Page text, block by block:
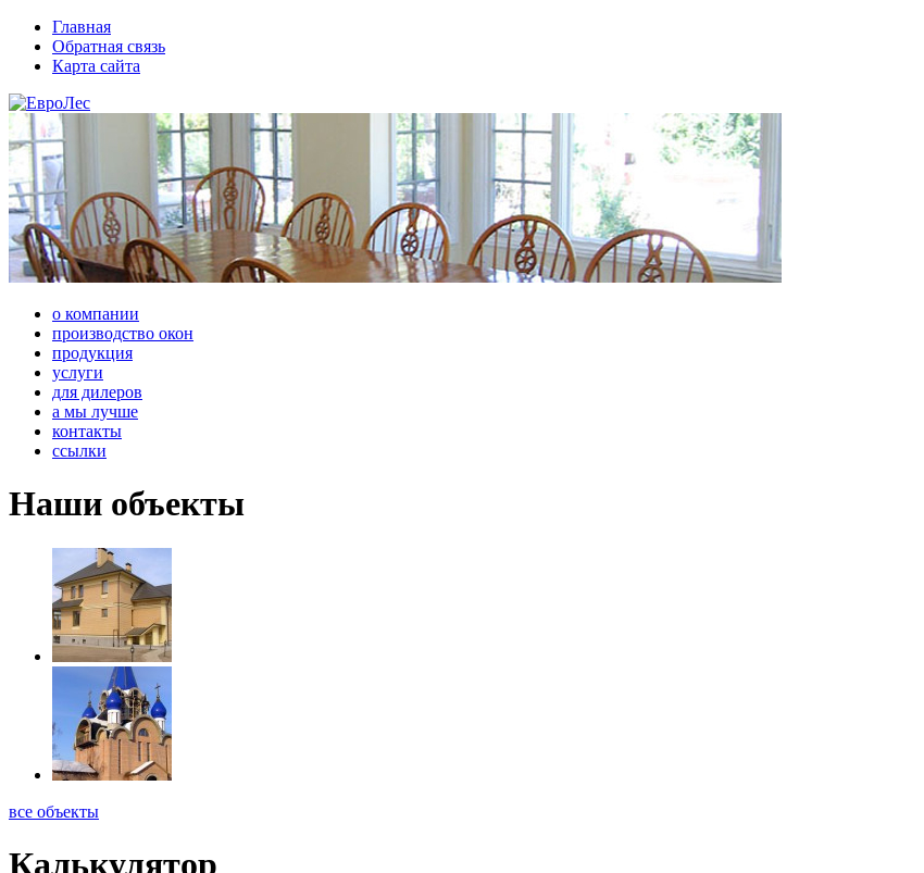
Главная
Обратная связь
Карта сайта
о компании
производство окон
продукция
услуги
для дилеров
а мы лучше
контакты
ссылки
Наши объекты
все объекты
Калькулятор